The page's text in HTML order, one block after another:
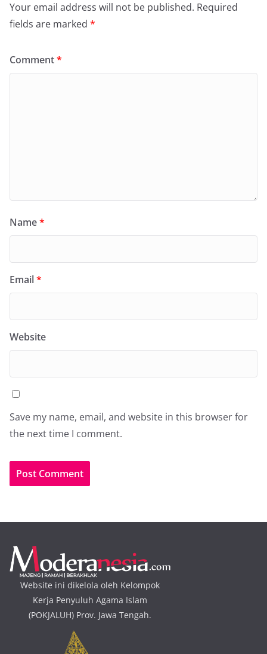
Your email address will not be published. Required
fields are marked *
Comment*
Name*
Email*
Website
Save my name, email, and website in this browser for
the next time I comment.
Website ini dikelola oleh Kelompok
Kerja Penyuluh Agama Islam
(POKJALUH) Prov. Jawa Tengah.